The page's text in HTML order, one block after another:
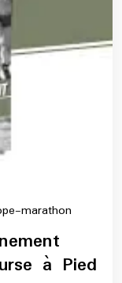
marathon
à Pied